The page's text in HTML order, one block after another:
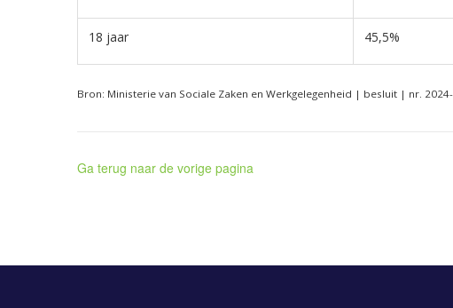
18 jaar 45,5%
Bron: Ministerie van Sociale Zaken en Werkgelegenheid | besluit | nr.
Ga terug naar de vorige pagina